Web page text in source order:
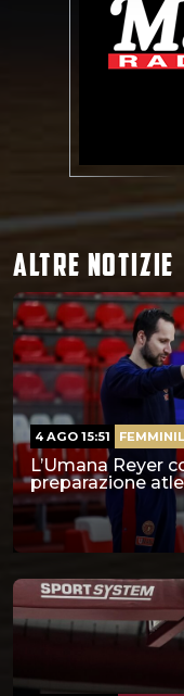
ALTRE NOTIZIE
L’Umana Reyer
preparazione
4 AGO 15:51